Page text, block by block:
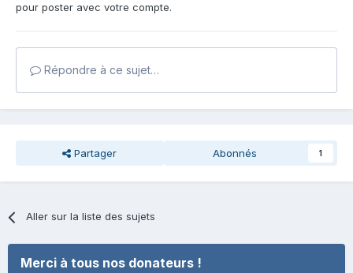
pour poster avec votre compte.
Répondre à ce sujet…
Partager Abonnés 1
Aller sur la liste des sujets
Merci à tous nos donateurs !